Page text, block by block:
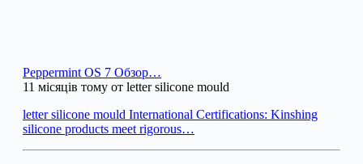
Peppermint OS 7 Обзор…
11 місяців тому от letter silicone mould
letter silicone mould International Certifications: Kinshing
silicone products meet rigorous…